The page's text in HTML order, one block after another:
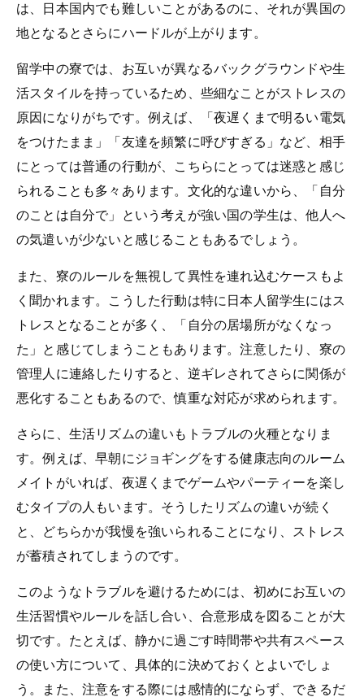
は、日本国内でも難しいことがあるのに、それが異国の
地となるとさらにハードルが上がります。
留学中の寮では、お互いが異なるバックグラウンドや生
活スタイルを持っているため、些細なことがストレスの
原因になりがちです。例えば、「夜遅くまで明るい電気
をつけたまま」「友達を頻繁に呼びすぎる」など、相手
にとっては普通の行動が、こちらにとっては迷惑と感じ
られることも多々あります。文化的な違いから、「自分
のことは自分で」という考えが強い国の学生は、他人へ
の気遣いが少ないと感じることもあるでしょう。
また、寮のルールを無視して異性を連れ込むケースもよ
く聞かれます。こうした行動は特に日本人留学生にはス
トレスとなることが多く、「自分の居場所がなくなっ
た」と感じてしまうこともあります。注意したり、寮の
管理人に連絡したりすると、逆ギレされてさらに関係が
悪化することもあるので、慎重な対応が求められます。
さらに、生活リズムの違いもトラブルの火種となりま
す。例えば、早朝にジョギングをする健康志向のルーム
メイトがいれば、夜遅くまでゲームやパーティーを楽し
むタイプの人もいます。そうしたリズムの違いが続く
と、どちらかが我慢を強いられることになり、ストレス
が蓄積されてしまうのです。
このようなトラブルを避けるためには、初めにお互いの
生活習慣やルールを話し合い、合意形成を図ることが大
切です。たとえば、静かに過ごす時間帯や共有スペース
の使い方について、具体的に決めておくとよいでしょ
う。また、注意をする際には感情的にならず、できるだ